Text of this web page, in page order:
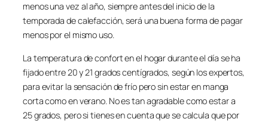
menos una vez al año, siempre antes del inicio de la
temporada de calefacción, será una buena forma de pagar
menos por el mismo uso.
La temperatura de confort en el hogar durante el día se ha
fijado entre 20 y 21 grados centígrados, según los expertos,
para evitar la sensación de frío pero sin estar en manga
corta como en verano. No es tan agradable como estar a
25 grados, pero si tienes en cuenta que se calcula que por